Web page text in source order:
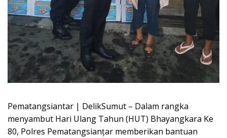
Pematangsiantar | DelikSumut – Dalam rangka
menyambut Hari Ulang Tahun (HUT) Bhayangkara Ke
80, Polres Pematangsianțar memberikan bantuan